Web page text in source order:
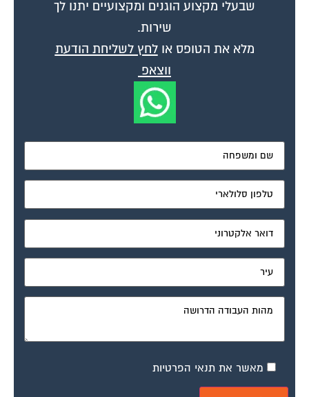
שירות.
מלא את הטופס אולחץ לשליחת הודעת
ווצאפ